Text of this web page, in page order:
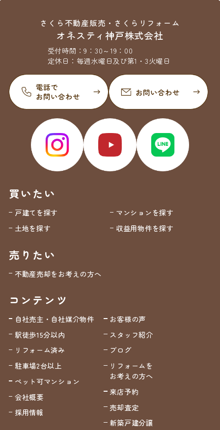
さくら不動産販売・さくらリフォーム
オネスティ神戸株式会社
受付時間：9：30～19：00
定休日： 毎週水曜日及び第1・3火曜日
買いたい
戸建てを探す
マンションを探す
土地を探す
収益用物件を探す
売りたい
不動産売却をお考えの方へ
コンテンツ
自社売主・自社媒介物件
駅徒歩15分以内
リフォーム済み
駐車場2台以上
ペット可マンション
会社概要
採用情報
お客様の声
スタッフ紹介
ブログ
リフォームを
お考えの方へ
来店予約
売却査定
新築戸建分譲